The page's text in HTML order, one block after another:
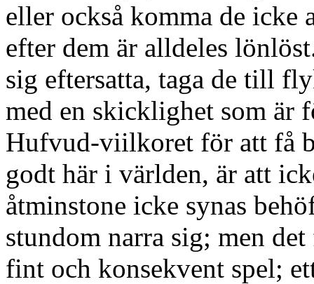
eller också komma de icke
efter dem är alldeles
sig eftersatta, taga de till
med en skicklighet som är
Hufvud-viilkoret för att få
godt här i världen, är att
åtminstone icke synas
stundom narra sig; men
fint och konsekvent spel;